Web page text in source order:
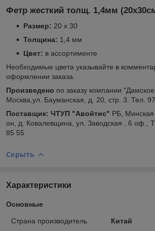
Фетр жесткий толщ. 1,4мм
Размер: 20 х 30
Толщина: 1,4 мм
Цвет: в ассортименте
Необходимые цвета указывайте в
оформлении заказа.
Произведено по заказу компании "Дамское
Москва,ул. Бауманская, д. 20, стр. 3. Тел.
Поставщик: ЧТУП "Авойтис" РБ, Минская
он, д. Ковалевщина, ул. Заводская , 6 оф.,
85 55
Скрыть
Характеристики
Основные
Страна производитель
Китай